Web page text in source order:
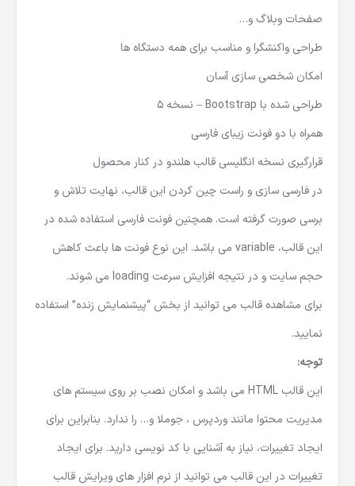
صفحات وبلاگ و…
طراحی واکنشگرا و مناسب برای همه دستگاه ها
امکان شخصی سازی آسان
طراحی شده با Bootstrap – نسخه 5
همراه با دو فونت زیبای فارسی
قرارگیری نسخه انگلیسی قالب هلندو در کنار محصول
در فارسی سازی و راست چین کردن این قالب، نهایت تلاش و
برسی صورت گرفته است. همچنین فونت فارسی استفاده شده در
این قالب، variable می باشد. این نوع فونت ها باعث کاهش
حجم سایت و در نتیجه افزایش سرعت loading می شوند.
برای مشاهده قالب می توانید از بخش “پیشنمایش زنده” استفاده
نمایید.
توجه:
این قالب HTML می باشد و امکان نصب بر روی سیستم های
مدیریت محتوا مانند وردپرس ، جوملا و… را ندارد. بنابراین برای
ایجاد تغییرات، نیاز به آشنایی با کد نویسی دارید. برای ایجاد
تغییرات در این قالب می توانید از نرم افزار های ویرایش قالب